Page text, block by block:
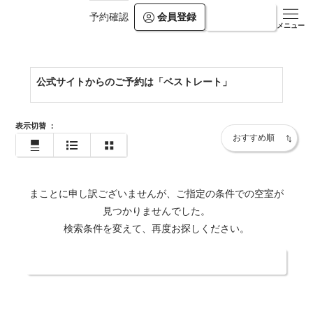
予約確認 会員登録
メニュー
https://www.hiramatsuhotels.com/ginoza/
公式サイトからのご予約は「ベストレート」
表示切替 ：
まことに申し訳ございませんが、ご指定の条件での空室が
見つかりませんでした。
検索条件を変えて、再度お探しください。